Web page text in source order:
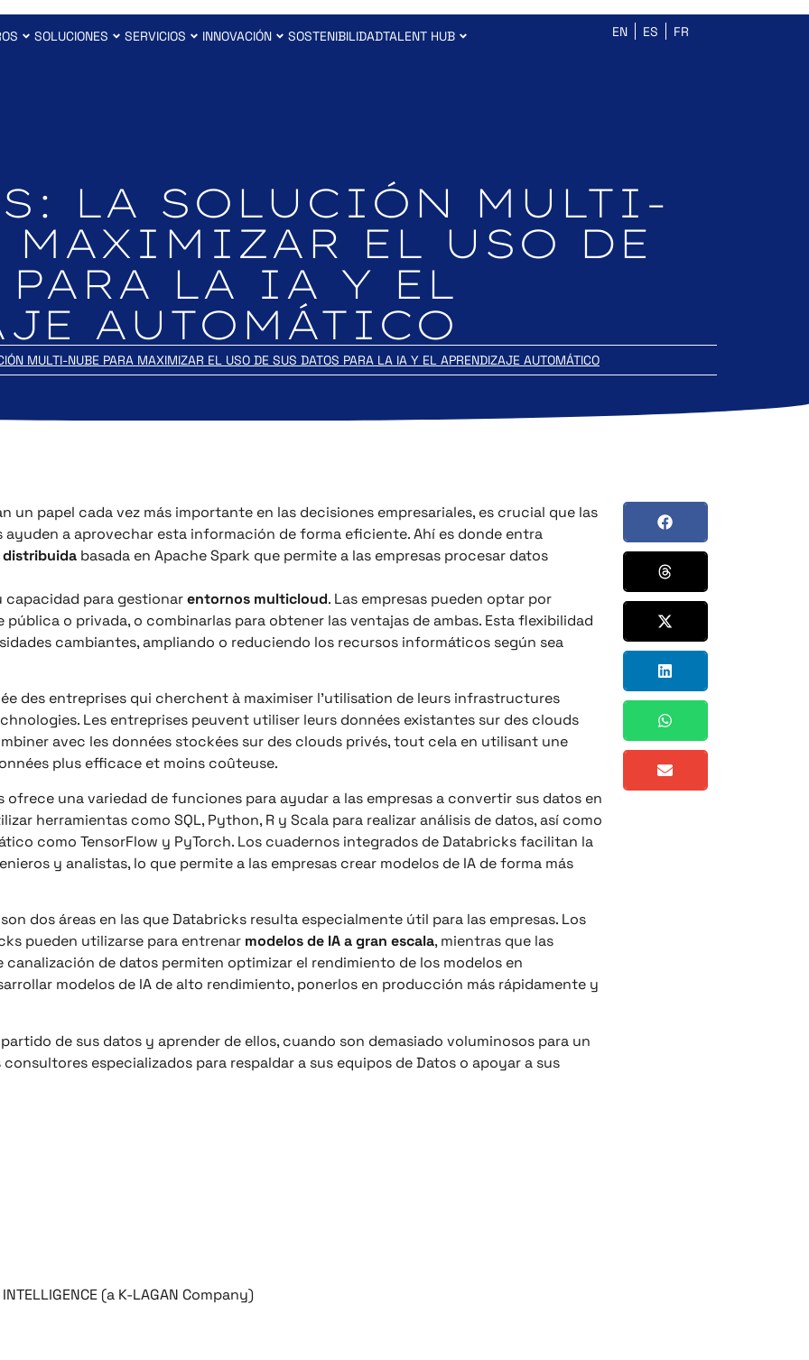
SOLUCIONES SERVICIOS INNOVACIÓN SOSTENIBILIDADTALENT HUB EN ES FR
LA SOLUCIÓN MULTI-
MAXIMIZAR EL USO DE
PARA LA IA Y EL
AUTOMÁTICO
MULTI-NUBE PARA MAXIMIZAR EL USO DE SUS DATOS PARA LA IA Y EL APRENDIZAJE AUTOMÁTICO
un papel cada vez más importante en las decisiones empresariales, es crucial que las
a aprovechar esta información de forma eficiente. Ahí es donde entra
distribuida basada en Apache Spark que permite a las empresas procesar datos
capacidad para gestionarentornos multicloud. Las empresas pueden optar por
o privada, o combinarlas para obtener las ventajas de ambas. Esta flexibilidad
cambiantes, ampliando o reduciendo los recursos informáticos según sea
des entreprises qui cherchent à maximiser l’utilisation de leurs infrastructures
Les entreprises peuvent utiliser leurs données existantes sur des clouds
avec les données stockées sur des clouds privés, tout cela en utilisant une
plus efficace et moins coûteuse.
ofrece una variedad de funciones para ayudar a las empresas a convertir sus datos en
herramientas como SQL, Python, R y Scala para realizar análisis de datos, así como
como TensorFlow y PyTorch. Los cuadernos integrados de Databricks facilitan la
y analistas, lo que permite a las empresas crear modelos de IA de forma más
dos áreas en las que Databricks resulta especialmente útil para las empresas. Los
pueden utilizarse para entrenar modelos de IA a gran escala, mientras que las
de datos permiten optimizar el rendimiento de los modelos en
modelos de IA de alto rendimiento, ponerlos en producción más rápidamente y
de sus datos y aprender de ellos, cuando son demasiado voluminosos para un
especializados para respaldar a sus equipos de Datos o apoyar a sus
(a K-LAGAN Company)